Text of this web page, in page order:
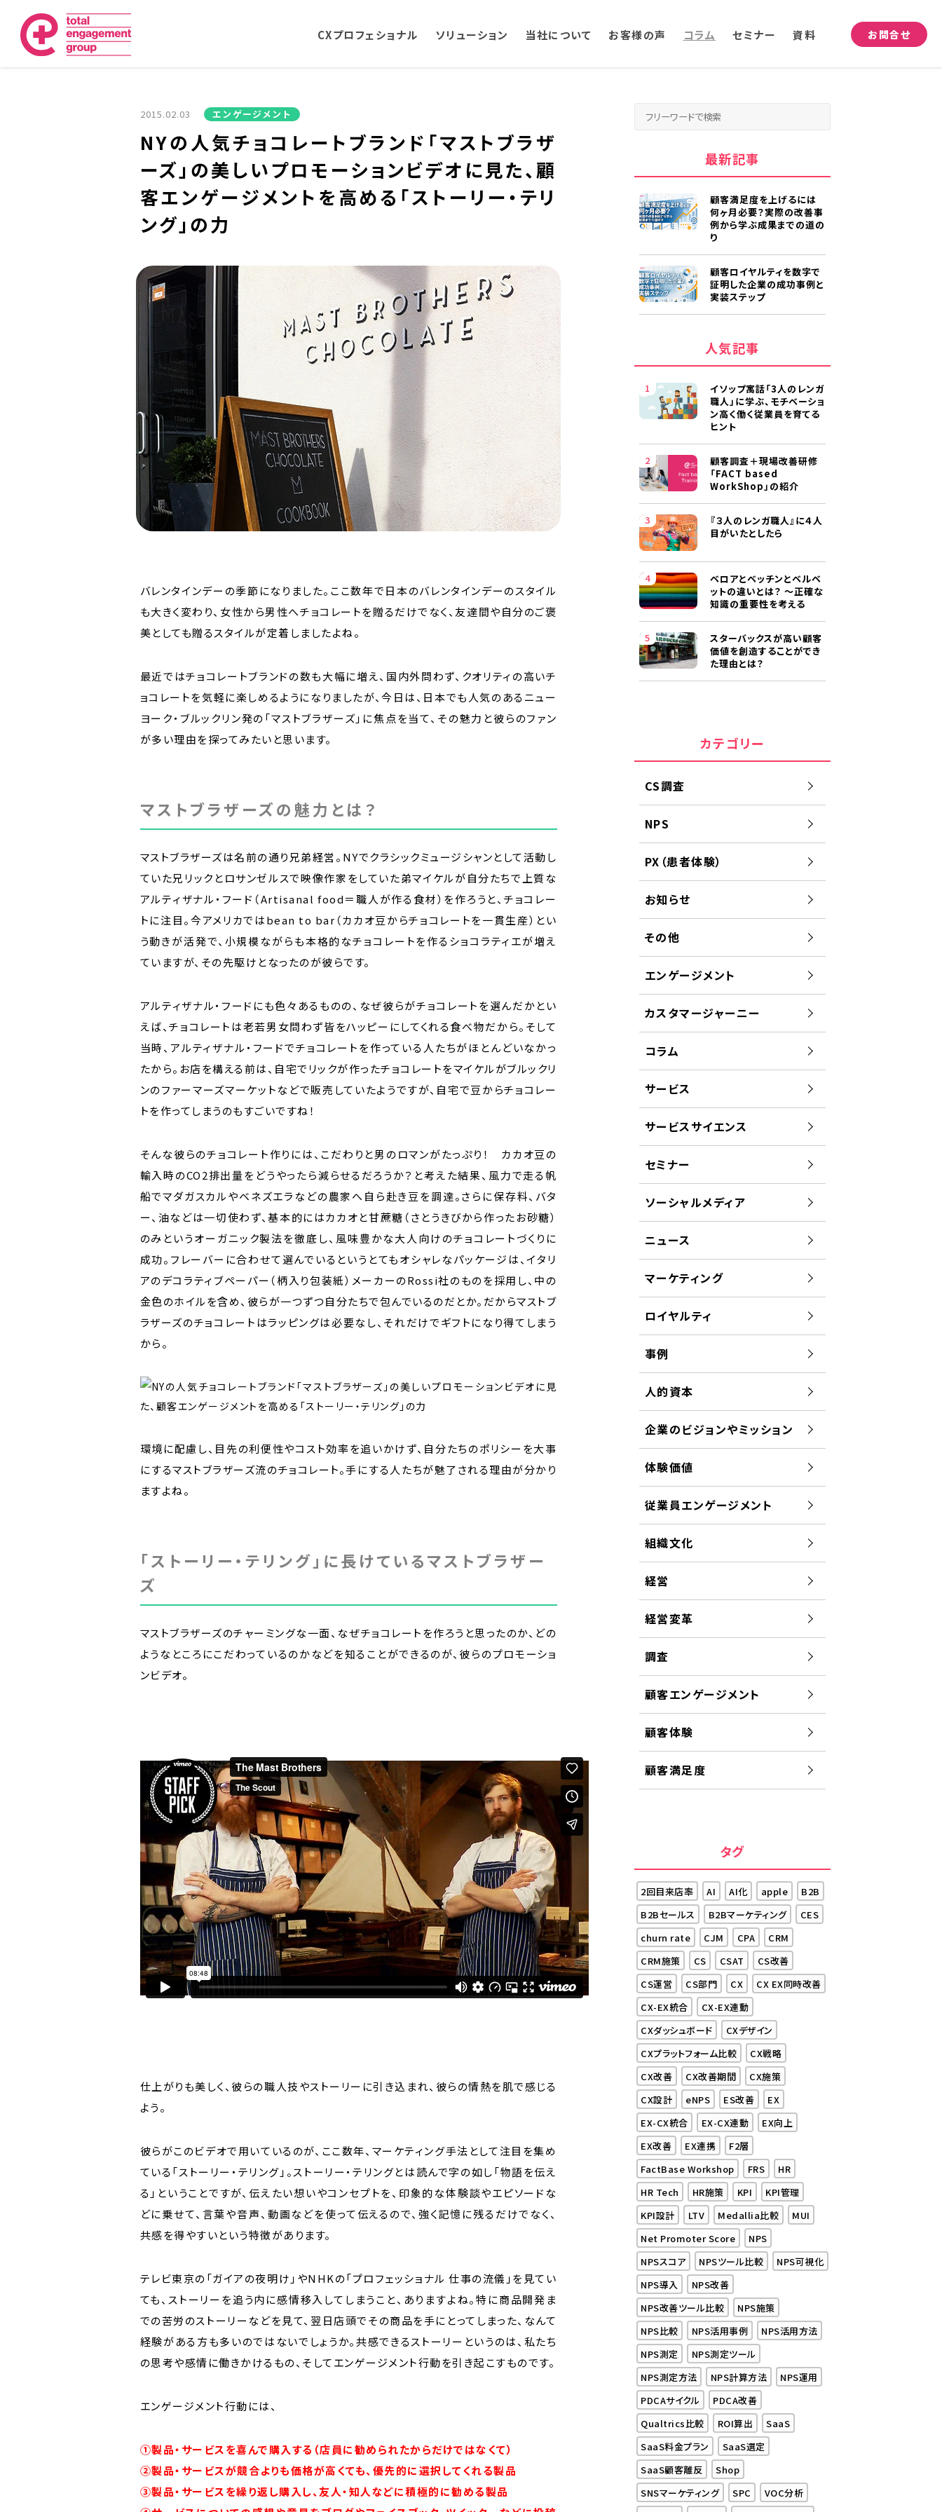
CXプロフェショナル ソリューション 当社について お客様の声 コラム セミナー 資料 お問合せ
2015.02.03 エンゲージメント
NYの人気チョコレートブランド「マストブラザ
ーズ」の美しいプロモーションビデオに見た、顧
客エンゲージメントを高める「ストーリー・テリ
ング」の力
バレンタインデーの季節になりました。ここ数年で日本のバレンタインデーのスタイル
も大きく変わり、女性から男性へチョコレートを贈るだけでなく、友達間や自分のご褒
美としても贈るスタイルが定着しましたよね。
最近ではチョコレートブランドの数も大幅に増え、国内外問わず、クオリティの高いチ
ョコレートを気軽に楽しめるようになりましたが、今日は、日本でも人気のあるニュー
ヨーク・ブルックリン発の「マストブラザーズ」に焦点を当て、その魅力と彼らのファン
が多い理由を探ってみたいと思います。
マストブラザーズの魅力とは？
マストブラザーズは名前の通り兄弟経営。NYでクラシックミュージシャンとして活動し
ていた兄リックとロサンゼルスで映像作家をしていた弟マイケルが自分たちで上質な
アルティザナル・フード（Artisanal food＝職人が作る食材）を作ろうと、チョコレー
トに注目。今アメリカではbean to bar（カカオ豆からチョコレートを一貫生産）とい
う動きが活発で、小規模ながらも本格的なチョコレートを作るショコラティエが増え
ていますが、その先駆けとなったのが彼らです。
アルティザナル・フードにも色々あるものの、なぜ彼らがチョコレートを選んだかとい
えば、チョコレートは老若男女問わず皆をハッピーにしてくれる食べ物だから。そして
当時、アルティザナル・フードでチョコレートを作っている人たちがほとんどいなかっ
たから。お店を構える前は、自宅でリックが作ったチョコレートをマイケルがブルックリ
ンのファーマーズマーケットなどで販売していたようですが、自宅で豆からチョコレー
トを作ってしまうのもすごいですね！
そんな彼らのチョコレート作りには、こだわりと男のロマンがたっぷり！ カカオ豆の
輸入時のCO2排出量をどうやったら減らせるだろうか？と考えた結果、風力で走る帆
船でマダガスカルやベネズエラなどの農家へ自ら赴き豆を調達。さらに保存料、バタ
ー、油などは一切使わず、基本的にはカカオと甘蔗糖（さとうきびから作ったお砂糖）
のみというオーガニック製法を徹底し、風味豊かな大人向けのチョコレートづくりに
成功。フレーバーに合わせて選んでいるというとてもオシャレなパッケージは、イタリ
アのデコラティブペーパー（柄入り包装紙）メーカーのRossi社のものを採用し、中の
金色のホイルを含め、彼らが一つずつ自分たちで包んでいるのだとか。だからマストブ
ラザーズのチョコレートはラッピングは必要なし、それだけでギフトになり得てしまう
から。
環境に配慮し、目先の利便性やコスト効率を追いかけず、自分たちのポリシーを大事
にするマストブラザーズ流のチョコレート。手にする人たちが魅了される理由が分かり
ますよね。
「ストーリー・テリング」に長けているマストブラザー
ズ
マストブラザーズのチャーミングな一面、なぜチョコレートを作ろうと思ったのか、どの
ようなところにこだわっているのかなどを知ることができるのが、彼らのプロモーショ
ンビデオ。
仕上がりも美しく、彼らの職人技やストーリーに引き込まれ、彼らの情熱を肌で感じる
よう。
彼らがこのビデオで用いているのが、ここ数年、マーケティング手法として注目を集め
ている「ストーリー・テリング」。ストーリー・テリングとは読んで字の如し「物語を伝え
る」ということですが、伝えたい想いやコンセプトを、印象的な体験談やエピソードな
どに乗せて、言葉や音声、動画などを使って伝えるので、強く記憶に残るだけでなく、
共感を得やすいという特徴があります。
テレビ東京の「ガイアの夜明け」やNHKの「プロフェッショナル 仕事の流儀」を見てい
ても、ストーリーを追う内に感情移入してしまうこと、ありますよね。特に商品開発ま
での苦労のストーリーなどを見て、翌日店頭でその商品を手にとってしまった、なんて
経験がある方も多いのではないでしょうか。共感できるストーリーというのは、私たち
の思考や感情に働きかけるもの、そしてエンゲージメント行動を引き起こすものです。
エンゲージメント行動には、
①製品・サービスを喜んで購入する（店員に勧められたからだけではなくて）
②製品・サービスが競合よりも価格が高くても、優先的に選択してくれる製品
③製品・ サービスを繰り返し購入し、友人・知人などに積極的に勧める製品
最新記事
顧客満足度を上げるには
何ヶ月必要？実際の改善事
例から学ぶ成果までの道の
り
顧客ロイヤルティを数字で
証明した企業の成功事例と
実装ステップ
人気記事
イソップ寓話「3人のレンガ
職人」に学ぶ、モチベーショ
ン高く働く従業員を育てる
ヒント
顧客調査＋現場改善研修
「FACT based
WorkShop」の紹介
『３人のレンガ職人』に４人
目がいたとしたら
ベロアとベッチンとベルベ
ットの違いとは？ ～正確な
知識の重要性を考える
スターバックスが高い顧客
価値を創造することができ
た理由とは？
カテゴリー
CS調査
NPS
PX（患者体験）
お知らせ
その他
エンゲージメント
カスタマージャーニー
コラム
サービス
サービスサイエンス
セミナー
ソーシャルメディア
ニュース
マーケティング
ロイヤルティ
事例
人的資本
企業のビジョンやミッション
体験価値
従業員エンゲージメント
組織文化
経営
経営変革
調査
顧客エンゲージメント
顧客体験
顧客満足度
タグ
2回目来店率 AI AI化 apple
B2B
B2Bセールス
B2Bマーケティング
CES
churn rate
CJM CPA
CRM
CRM施策
CS CSAT
CS改善
CS運営
CS部門 CX
CX EX同時改善
CX-EX統合
CX-EX連動
CXダッシュボード
CXデザイン
CXプラットフォーム比較
CX戦略
CX改善
CX改善期間
CX施策
CX設計
eNPS ES改善
EX
EX-CX統合
EX-CX連動
EX向上
EX改善
EX連携
F2層
FactBase Workshop
FRS
HR
HR Tech
HR施策 KPI
KPI管理
KPI設計
LTV Medallia比較
MUI
Net Promoter Score
NPS
NPSスコア
NPSツール比較
NPS可視化
NPS導入
NPS改善
NPS改善ツール比較
NPS施策
NPS比較
NPS活用事例
NPS活用方法
NPS測定
NPS測定ツール
NPS測定方法
NPS計算方法
NPS運用
PDCAサイクル
PDCA改善
Qualtrics比較
ROI算出
SaaS
SaaS料金プラン
SaaS選定
SaaS顧客離反
Shop
SNSマーケティング
SPC
VOC分析